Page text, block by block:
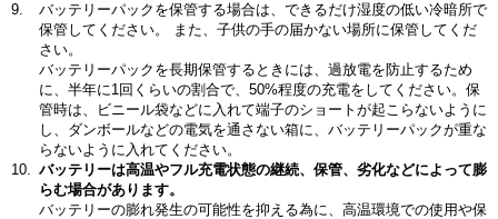
バッテリーパックを保管する場合は、できるだけ湿度の低い冷暗所で
保管してください。 また、子供の手の届かない場所に保管してくだ
さい。
バッテリーパックを長期保管するときには、過放電を防止するため
に、半年に1回くらいの割合で、50%程度の充電をしてください。保
管時は、ビニール袋などに入れて端子のショートが起こらないように
し、ダンボールなどの電気を通さない箱に、バッテリーパックが重な
らないように入れてください。
バッテリーは高温やフル充電状態の継続、保管、劣化などによって膨
らむ場合があります。
バッテリーの膨れ発生の可能性を抑える為に、高温環境での使用や保